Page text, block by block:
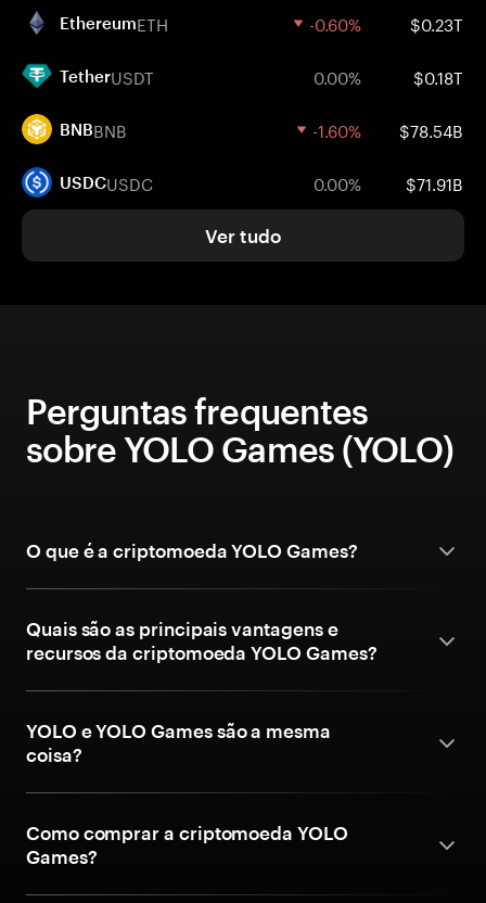
EthereumETH -0.60% $0.23T
TetherUSDT 0.00% $0.18T
BNBBNB -1.60% $78.54B
USDCUSDC 0.00% $71.91B
Ver tudo
Perguntas frequentes
sobre YOLO Games (YOLO)
O que é a criptomoeda YOLO Games?
Quais são as principais vantagens e
recursos da criptomoeda YOLO Games?
YOLO e YOLO Games são a mesma
coisa?
Como comprar a criptomoeda YOLO
Games?